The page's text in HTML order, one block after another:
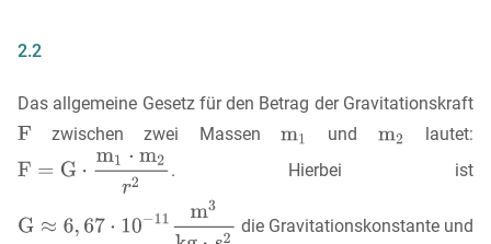
2.2
Das allgemeine Gesetz für den Betrag der Gravitationskraft
zwischen zwei Massen
und
lautet:
. Hierbei ist
die Gravitationskonstante und